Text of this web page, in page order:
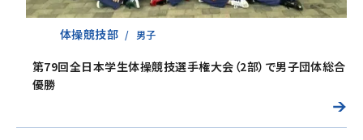
体操競技部 男子
第79回全日本学生体操競技選手権大会（2部）で男子団体総合
優勝